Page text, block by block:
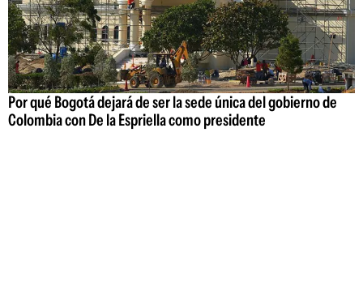
Por qué Bogotá dejará de ser la sede única del gobierno de
Colombia con De la Espriella como presidente